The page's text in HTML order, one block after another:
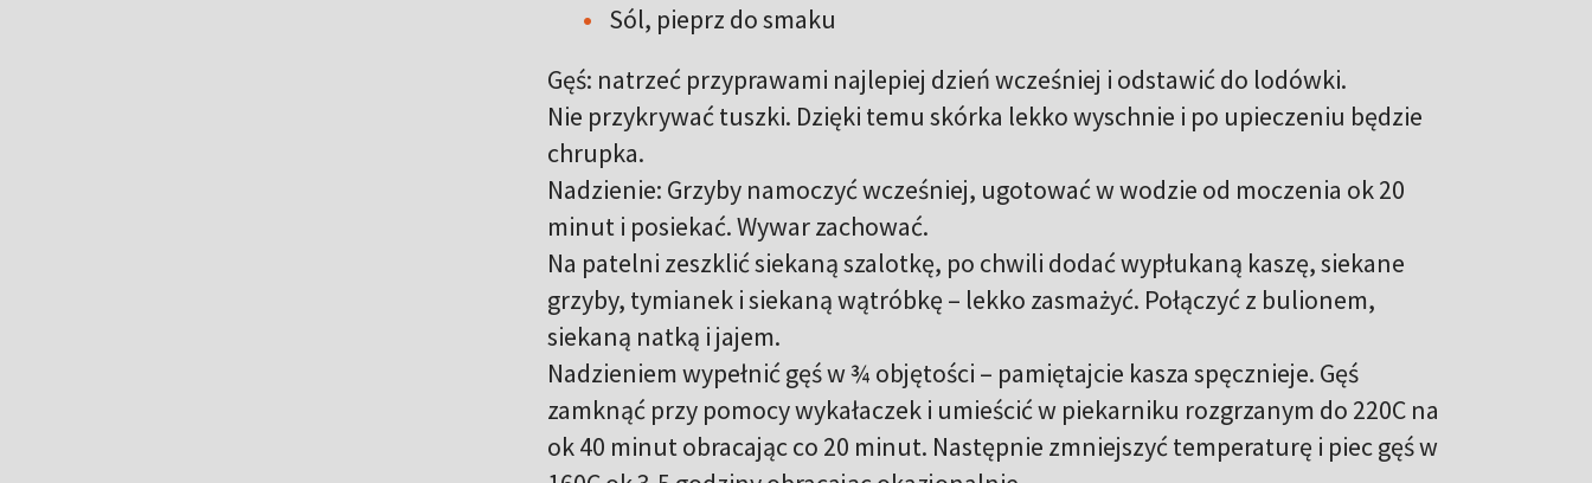
Sól, pieprz do smaku
Gęś: natrzeć przyprawami najlepiej dzień wcześniej i odstawić do lodówki.
Nie przykrywać tuszki. Dzięki temu skórka lekko wyschnie i po upieczeniu będzie
chrupka.
Nadzienie: Grzyby namoczyć wcześniej, ugotować w wodzie od moczenia ok 20
minut i posiekać. Wywar zachować.
Na patelni zeszklić siekaną szalotkę, po chwili dodać wypłukaną kaszę, siekane
grzyby, tymianek i siekaną wątróbkę – lekko zasmażyć. Połączyć z bulionem,
siekaną natką i jajem.
Nadzieniem wypełnić gęś w ¾ objętości – pamiętajcie kasza spęcznieje. Gęś
zamknąć przy pomocy wykałaczek i umieścić w piekarniku rozgrzanym do 220C na
ok 40 minut obracając co 20 minut. Następnie zmniejszyć temperaturę i piec gęś w